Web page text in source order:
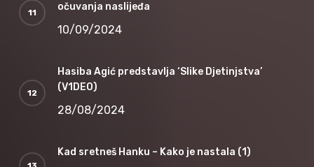
očuvanja naslijeđa
10/09/2024
Hasiba Agić predstavlja ‘Slike Djetinjstva’
(V1DEO)
28/08/2024
Kad sretneš Hanku – Kako je nastala (1)